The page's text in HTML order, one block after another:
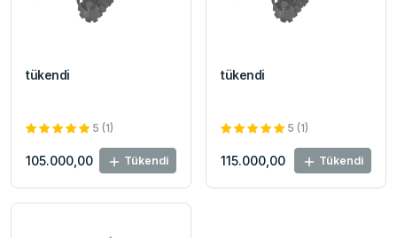
tükendi
5 (1)
105.000,00 Tükendi
tükendi
5 (1)
115.000,00 Tükendi